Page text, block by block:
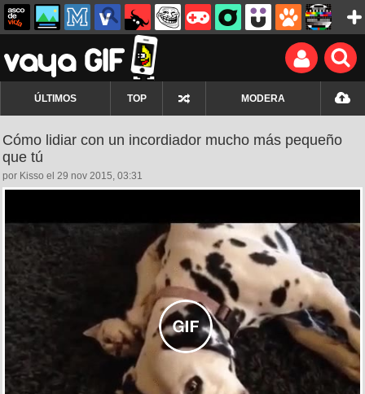
ÚLTIMOS TOP MODERA
Cómo lidiar con un incordiador mucho más pequeño
que tú
por Kisso el 29 nov 2015, 03:31